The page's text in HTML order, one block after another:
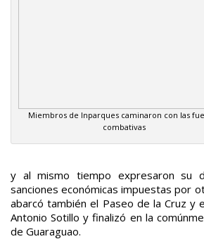
Miembros de Inparques caminaron con las
combativas
y al mismo tiempo expresaron su
sanciones económicas impuestas por
abarcó también el Paseo de la Cruz y
Antonio Sotillo y finalizó en la
de Guaraguao.